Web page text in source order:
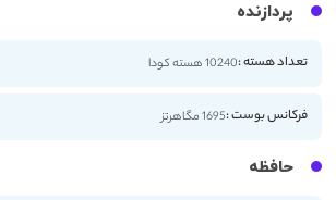
پردازنده
تعداد هسته :10240 هسته کودا
فرکانس بوست :1695 مگاهرتز
حافظه